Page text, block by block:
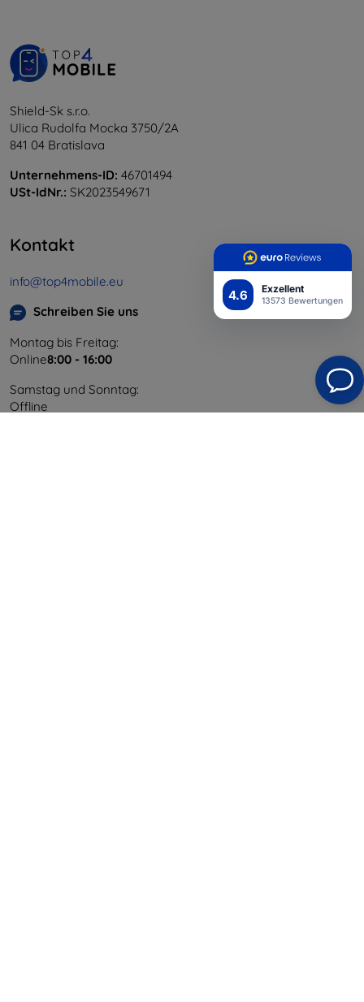
4.6 Exzellent
13573 Bewertungen
Shield-Sk s.r.o.
Ulica Rudolfa Mocka 3750/2A
841 04 Bratislava
Unternehmens-ID: 46701494
USt-IdNr.: SK2023549671
Kontakt
info@top4mobile.eu
Schreiben Sie uns
Montag bis Freitag:
Online8:00 - 16:00
Samstag und Sonntag:
Offline